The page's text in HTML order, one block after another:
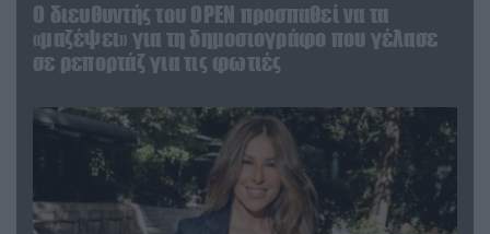
O διευθυντής του OPEN προσπαθεί να τα
«μαζέψει» για τη δημοσιογράφο που γέλασε
σε ρεπορτάζ για τις φωτιές